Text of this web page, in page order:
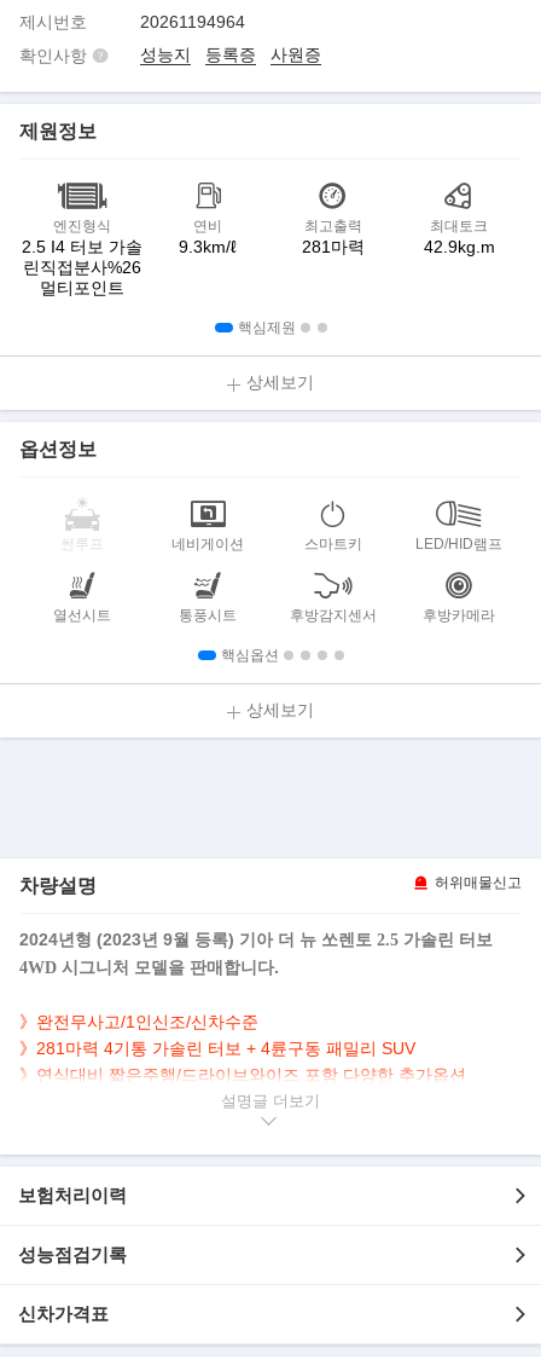
제시번호
20261194964
확인사항
성능지 등록증 사원증
제원정보
엔진형식
2.5 I4 터보 가솔
린직접분사%26
멀티포인트
연비
9.3km/ℓ
최고출력
281마력
최대토크
42.9kg.m
핵심제원
상세보기
옵션정보
썬루프 네비게이션 스마트키 LED/HID램프
열선시트 통풍시트 후방감지센서 후방카메라
핵심옵션
상세보기
차량설명 허위매물신고
2024년형 (2023년 9월 등록) 기아 더 뉴 쏘렌토 2.5 가솔린 터보
4WD 시그니처 모델을 판매합니다.
》완전무사고/1인신조/신차수준
》281마력 4기통 가솔린 터보 + 4륜구동 패밀리 SUV
》 연식대비 짧은주행/드라이브와이즈 포함 다양한 추가옵션
- 연 식 : 2024년
- 주행거리 :27,502Km
▶차량(추가옵션/장점)상세
설명글
보험처리이력
성능점검기록
신차가격표